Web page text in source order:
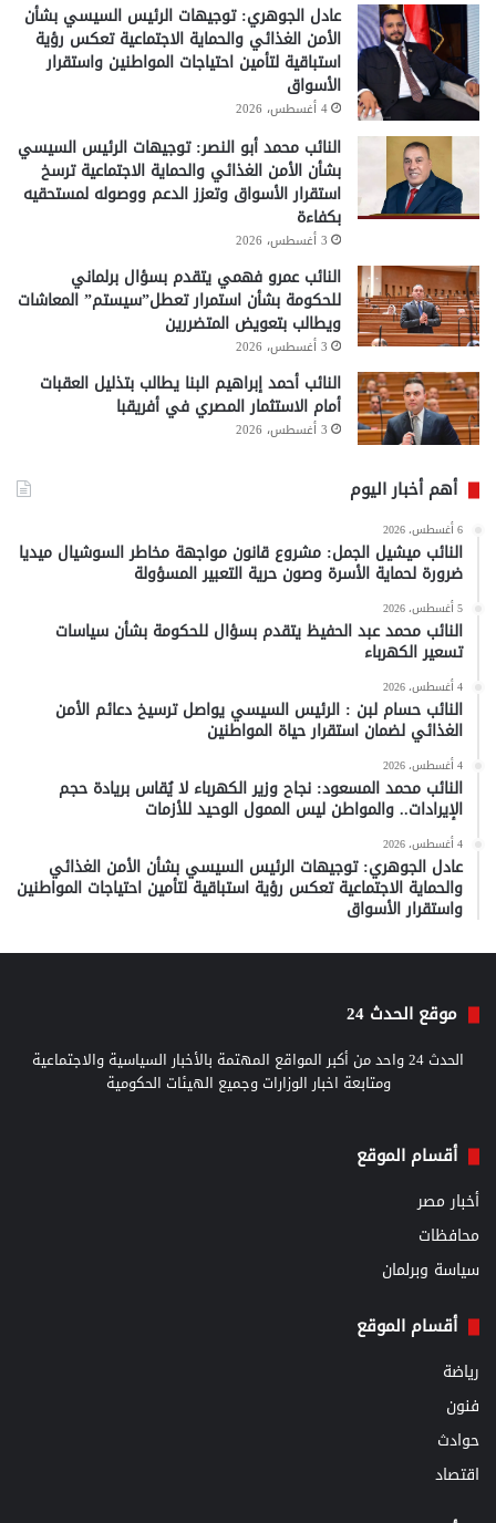
عادل الجوهري: توجيهات الرئيس السيسي بشأن
الأمن الغذائي والحماية الاجتماعية تعكس رؤية
استباقية لتأمين احتياجات المواطنين واستقرار
الأسواق
4 أغسطس، 2026
النائب محمد أبو النصر: توجيهات الرئيس السيسي
بشأن الأمن الغذائي والحماية الاجتماعية ترسخ
استقرار الأسواق وتعزز الدعم ووصوله لمستحقيه
بكفاءة
3 أغسطس، 2026
النائب عمرو فهمي يتقدم بسؤال برلماني
للحكومة بشأن استمرار تعطل”سيستم” المعاشات
ويطالب بتعويض المتضررين
3 أغسطس، 2026
النائب أحمد إبراهيم البنا يطالب بتذليل العقبات
أمام الاستثمار المصري في أفريقبا
3 أغسطس، 2026
أهم أخبار اليوم
6 أغسطس، 2026
النائب ميشيل الجمل: مشروع قانون مواجهة مخاطر السوشيال ميديا
ضرورة لحماية الأسرة وصون حرية التعبير المسؤولة
5 أغسطس، 2026
النائب محمد عبد الحفيظ يتقدم بسؤال للحكومة بشأن سياسات
تسعير الكهرباء
4 أغسطس، 2026
النائب حسام لبن : الرئيس السيسي يواصل ترسيخ دعائم الأمن
الغذائي لضمان استقرار حياة المواطنين
4 أغسطس، 2026
النائب محمد المسعود: نجاح وزير الكهرباء لا يُقاس بريادة حجم
الإيرادات.. والمواطن ليس الممول الوحيد للأزمات
4 أغسطس، 2026
عادل الجوهري: توجيهات الرئيس السيسي بشأن الأمن الغذائي
والحماية الاجتماعية تعكس رؤية استباقية لتأمين احتياجات المواطنين
واستقرار الأسواق
موقع الحدث 24
الحدث 24 واحد من أكبر المواقع المهتمة بالأخبار السياسية والاجتماعية
ومتابعة اخبار الوزارات وجميع الهيئات الحكومية
أقسام الموقع
أخبار مصر
محافظات
سياسة وبرلمان
أقسام الموقع
رياضة
فنون
حوادث
اقتصاد